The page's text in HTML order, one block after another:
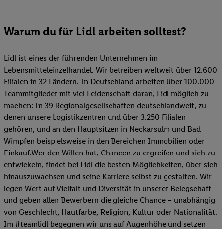
Warum du für Lidl arbeiten solltest?
Lidl ist eines der führenden Unternehmen im
Lebensmitteleinzelhandel. Wir betreiben weltweit über 12.600
Filialen in 32 Ländern. In Deutschland arbeiten über 100.000
Teammitglieder mit viel Leidenschaft daran, Lidl möglich zu
machen: In 39 Regionalgesellschaften deutschlandweit, zu
denen unsere Logistikzentren und über 3.250 Filialen
gehören, und an den Hauptsitzen in Neckarsulm und Bad
Wimpfen beispielsweise in den Bereichen Immobilien oder
Einkauf.Wer den Willen hat, Chancen zu ergreifen und sich zu
entwickeln, findet bei Lidl die besten Möglichkeiten, über sich
hinauszuwachsen und seine Karriere selbst zu gestalten. Wir
legen Wert auf Vielfalt und Diversität in unserer Belegschaft
und geben allen Bewerbern die gleiche Chance – unabhängig
von Geschlecht, Hautfarbe, Religion, Kultur oder Nationalität.
Im #teamlidl begegnen wir uns auf Augenhöhe und setzen